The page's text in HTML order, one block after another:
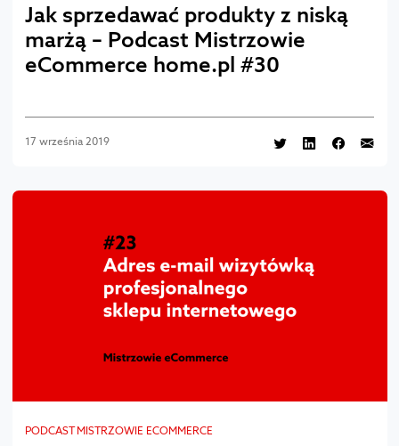
Jak sprzedawać produkty z niską
marżą – Podcast Mistrzowie
eCommerce home.pl #30
17 września 2019
PODCAST MISTRZOWIE ECOMMERCE